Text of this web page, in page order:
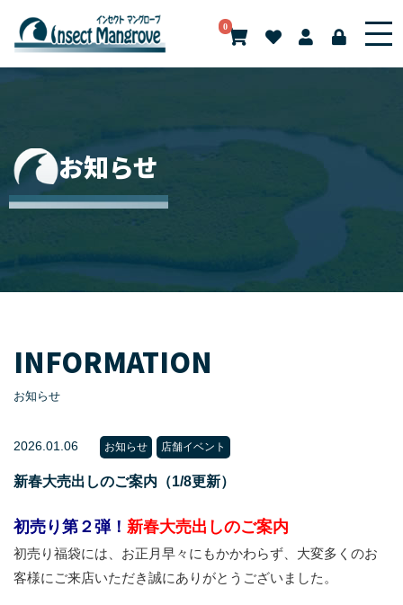
0
お知らせ
INFORMATION
お知らせ
2026.01.06 お知らせ 店舗イベント
新春大売出しのご案内（1/8更新）
初売り第２弾！ 新春大売出しのご案内
初売り福袋には、お正月早々にもかかわらず、大変多くのお
客様にご来店いただき誠にありがとうございました。